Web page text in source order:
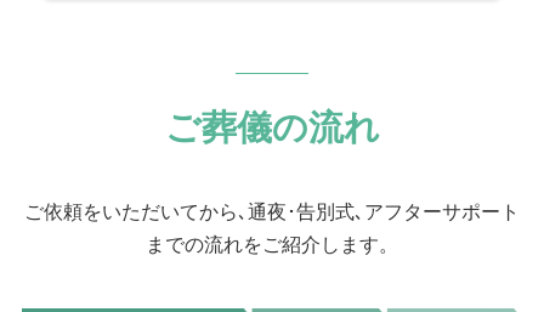
ご葬儀の流れ
ご依頼をいただいてから､通夜･告別式､アフターサポート
までの流れをご紹介します。